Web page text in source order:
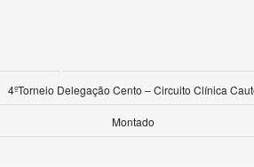
4ºTorneio Delegação Cento – Circuito Clínica
Montado